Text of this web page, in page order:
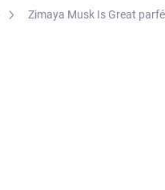
Zimaya Musk Is Great